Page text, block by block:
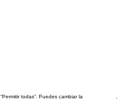
todas”. Puedes cambiar la